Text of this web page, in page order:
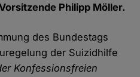
Philipp Möller.
des Bundestags
der Suizidhilfe
Konfessionsfreien